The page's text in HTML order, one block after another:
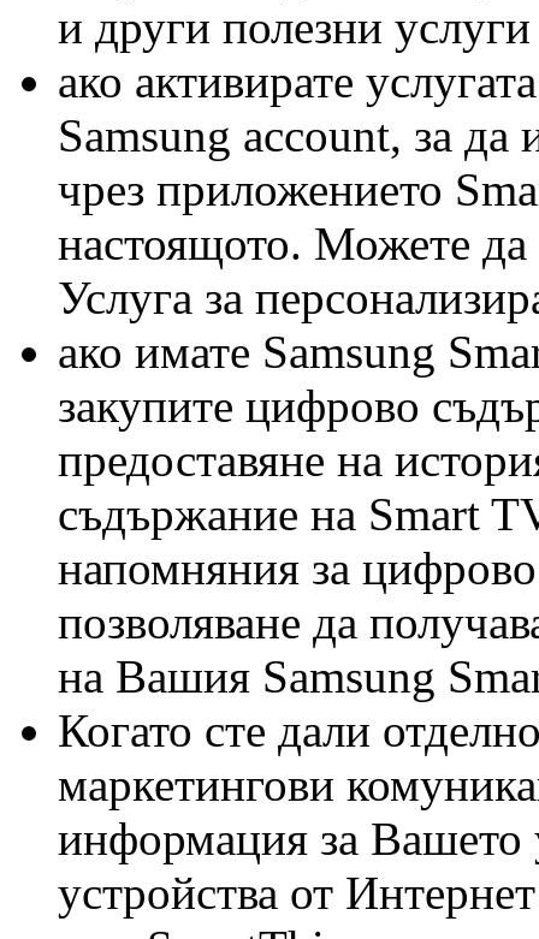
и други полезни
ако активирате
Samsung account, за да
чрез приложението
настоящото. Можете да
Услуга за
ако имате Samsung
закупите цифрово
предоставяне на
съдържание на Smart
напомняния за
позволяване да
на Вашия Samsung
Когато сте дали
маркетингови
информация за
устройства от